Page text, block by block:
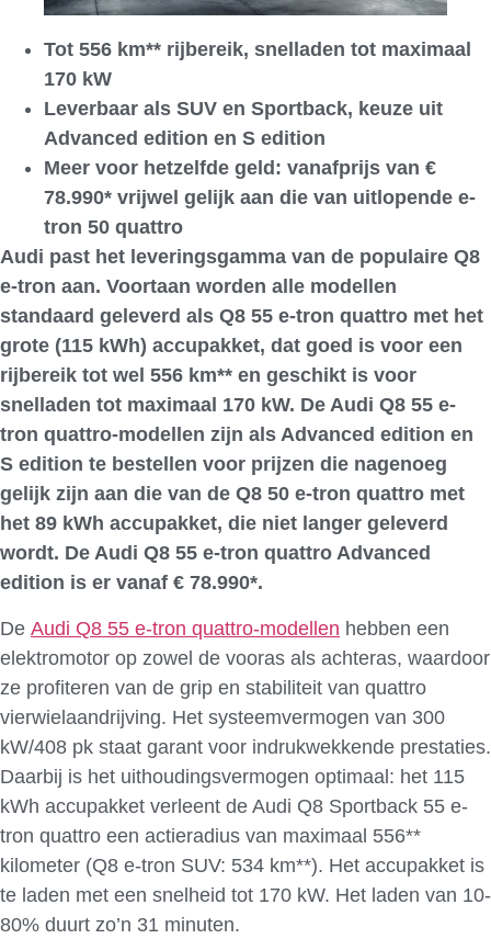
Tot 556 km** rijbereik, snelladen tot maximaal
170 kW
Leverbaar als SUV en Sportback, keuze uit
Advanced edition en S edition
Meer voor hetzelfde geld: vanafprijs van €
78.990* vrijwel gelijk aan die van uitlopende e-
tron 50 quattro
Audi past het leveringsgamma van de populaire Q8
e-tron aan. Voortaan worden alle modellen
standaard geleverd als Q8 55 e-tron quattro met het
grote (115 kWh) accupakket, dat goed is voor een
rijbereik tot wel 556 km** en geschikt is voor
snelladen tot maximaal 170 kW. De Audi Q8 55 e-
tron quattro-modellen zijn als Advanced edition en
S edition te bestellen voor prijzen die nagenoeg
gelijk zijn aan die van de Q8 50 e-tron quattro met
het 89 kWh accupakket, die niet langer geleverd
wordt. De Audi Q8 55 e-tron quattro Advanced
edition is er vanaf € 78.990*.
De Audi Q8 55 e-tron quattro-modellen hebben een
elektromotor op zowel de vooras als achteras, waardoor
ze profiteren van de grip en stabiliteit van quattro
vierwielaandrijving. Het systeemvermogen van 300
kW/408 pk staat garant voor indrukwekkende prestaties.
Daarbij is het uithoudingsvermogen optimaal: het 115
kWh accupakket verleent de Audi Q8 Sportback 55 e-
tron quattro een actieradius van maximaal 556**
kilometer (Q8 e-tron SUV: 534 km**). Het accupakket is
te laden met een snelheid tot 170 kW. Het laden van 10-
80% duurt zo’n 31 minuten.